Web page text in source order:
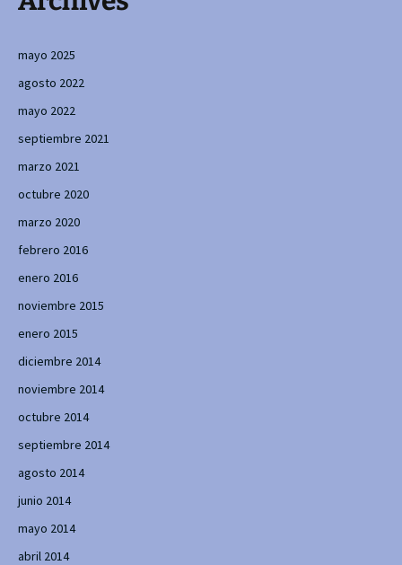
mayo 2025
agosto 2022
mayo 2022
septiembre 2021
marzo 2021
octubre 2020
marzo 2020
febrero 2016
enero 2016
noviembre 2015
enero 2015
diciembre 2014
noviembre 2014
octubre 2014
septiembre 2014
agosto 2014
junio 2014
mayo 2014
abril 2014